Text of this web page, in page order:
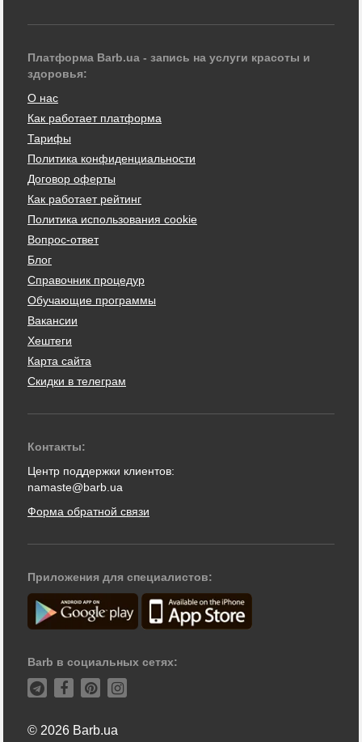
Платформа Barb.ua - запись на услуги красоты и
здоровья:
О нас
Как работает платформа
Тарифы
Политика конфиденциальности
Договор оферты
Как работает рейтинг
Политика использования cookie
Вопрос-ответ
Блог
Справочник процедур
Обучающие программы
Вакансии
Хештеги
Карта сайта
Скидки в телеграм
Контакты:
Центр поддержки клиентов:
namaste@barb.ua
Форма обратной связи
Приложения для специалистов:
Barb в социальных сетях:
© 2026 Barb.ua